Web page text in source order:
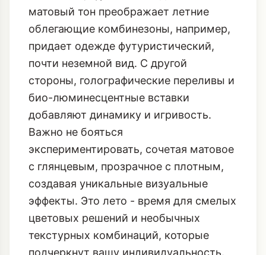
матовый тон преображает летние
облегающие комбинезоны, например,
придает одежде футуристический,
почти неземной вид. С другой
стороны, голографические переливы и
био-люминесцентные вставки
добавляют динамику и игривость.
Важно не бояться
экспериментировать, сочетая матовое
с глянцевым, прозрачное с плотным,
создавая уникальные визуальные
эффекты. Это лето - время для смелых
цветовых решений и необычных
текстурных комбинаций, которые